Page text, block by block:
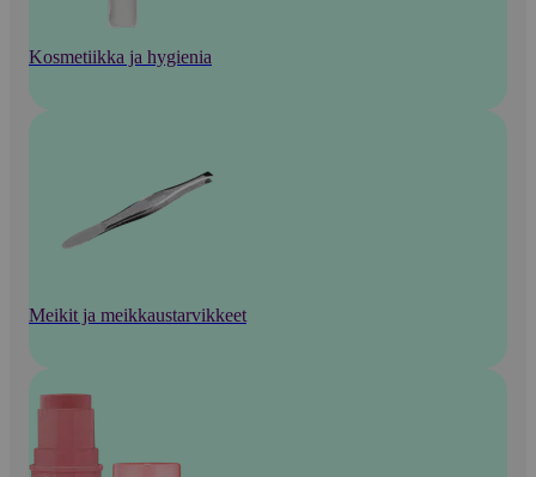
Kosmetiikka ja hygienia
Meikit ja meikkaustarvikkeet